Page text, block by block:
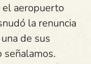
aeropuerto
la renuncia
de sus
señalamos.